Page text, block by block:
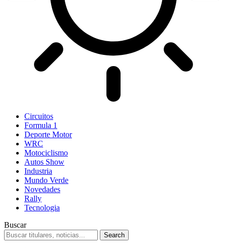
Circuitos
Formula 1
Deporte Motor
WRC
Motociclismo
Autos Show
Industria
Mundo Verde
Novedades
Rally
Tecnologia
Buscar